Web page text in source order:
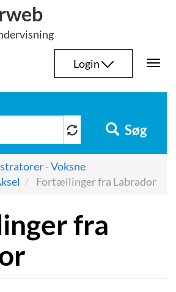
Login
Søg
- Voksne
Fortællinger fra Labrador
fra